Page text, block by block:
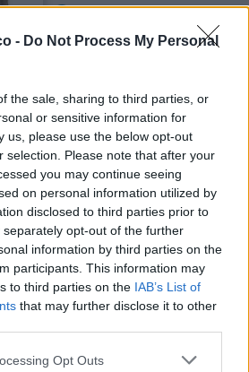
- Do Not Process My Personal
the sale, sharing to third parties, or
or sensitive information for
us, please use the below opt-out
selection. Please note that after your
you may continue seeing
on personal information utilized by
disclosed to third parties prior to
opt-out of the further
information by third parties on the
participants. This information may
to third parties on the IAB’s List of
that may further disclose it to other
Opt Outs
Maria Masdeu